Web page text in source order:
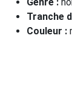
Tranche
Couleur :